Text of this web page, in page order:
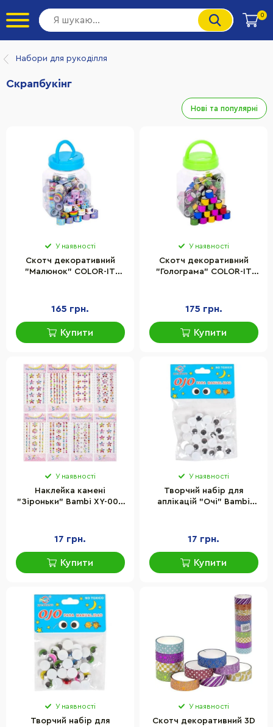
0
Набори для рукоділля
Скрапбукінг
Нові та популярні
У наявності
Скотч декоративний
"Малюнок" COLOR-IT
165 грн.
Купити
У наявності
Скотч декоративний
"Голограма" COLOR-IT
175 грн.
Купити
У наявності
Наклейка камені
"Зіроньки" Bambi XY-005
17 грн.
Купити
У наявності
Творчий набір для
аплікацій "Очі" Bambi
17 грн.
Купити
У наявності
Творчий набір для
У наявності
Скотч декоративний 3D